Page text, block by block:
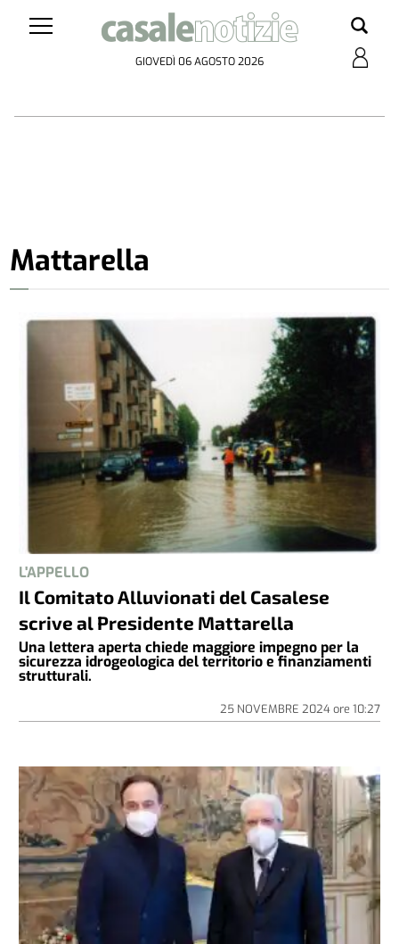
GIOVEDÌ 06 AGOSTO 2026
Mattarella
L'APPELLO
Il Comitato Alluvionati del Casalese
scrive al Presidente Mattarella
Una lettera aperta chiede maggiore impegno per la
sicurezza idrogeologica del territorio e finanziamenti
strutturali.
25 NOVEMBRE 2024ore 10:27